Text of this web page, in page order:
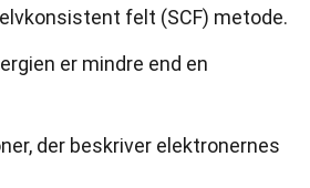
felt (SCF) metode.
er mindre end en
der beskriver elektronernes